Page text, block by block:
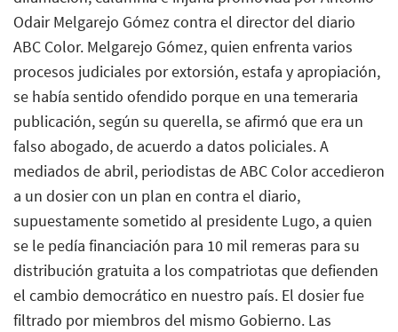
Odair Melgarejo Gómez contra el director del diario
ABC Color. Melgarejo Gómez, quien enfrenta varios
procesos judiciales por extorsión, estafa y apropiación,
se había sentido ofendido porque en una temeraria
publicación, según su querella, se afirmó que era un
falso abogado, de acuerdo a datos policiales. A
mediados de abril, periodistas de ABC Color accedieron
a un dosier con un plan en contra el diario,
supuestamente sometido al presidente Lugo, a quien
se le pedía financiación para 10 mil remeras para su
distribución gratuita a los compatriotas que defienden
el cambio democrático en nuestro país. El dosier fue
filtrado por miembros del mismo Gobierno. Las